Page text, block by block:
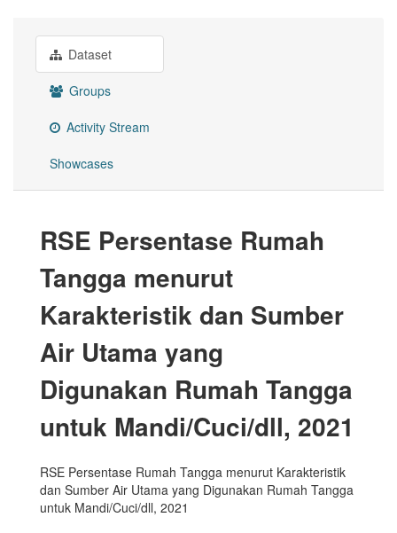
Dataset
Groups
Activity Stream
Showcases
RSE Persentase Rumah
Tangga menurut
Karakteristik dan Sumber
Air Utama yang
Digunakan Rumah Tangga
untuk Mandi/Cuci/dll, 2021
RSE Persentase Rumah Tangga menurut Karakteristik
dan Sumber Air Utama yang Digunakan Rumah Tangga
untuk Mandi/Cuci/dll, 2021